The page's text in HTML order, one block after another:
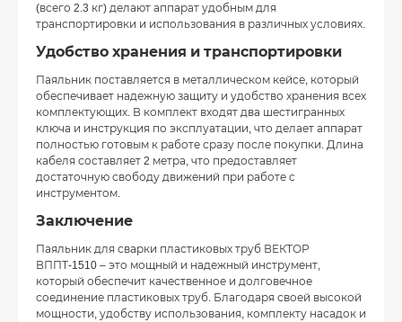
(всего 2.3 кг) делают аппарат удобным для
транспортировки и использования в различных условиях.
Удобство хранения и транспортировки
Паяльник поставляется в металлическом кейсе, который
обеспечивает надежную защиту и удобство хранения всех
комплектующих. В комплект входят два шестигранных
ключа и инструкция по эксплуатации, что делает аппарат
полностью готовым к работе сразу после покупки. Длина
кабеля составляет 2 метра, что предоставляет
достаточную свободу движений при работе с
инструментом.
Заключение
Паяльник для сварки пластиковых труб ВЕКТОР
ВППТ-1510 – это мощный и надежный инструмент,
который обеспечит качественное и долговечное
соединение пластиковых труб. Благодаря своей высокой
мощности, удобству использования, комплекту насадок и